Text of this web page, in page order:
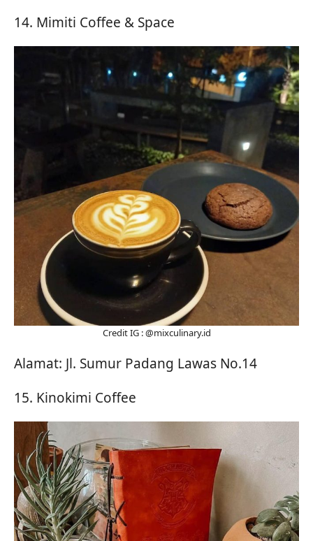
14. Mimiti Coffee & Space
Credit IG : @mixculinary.id
Alamat: Jl. Sumur Padang Lawas No.14
15. Kinokimi Coffee